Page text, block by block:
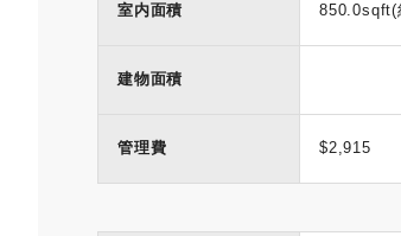
室内面積 850.0sqft(
建物面積
管理費 $2,915